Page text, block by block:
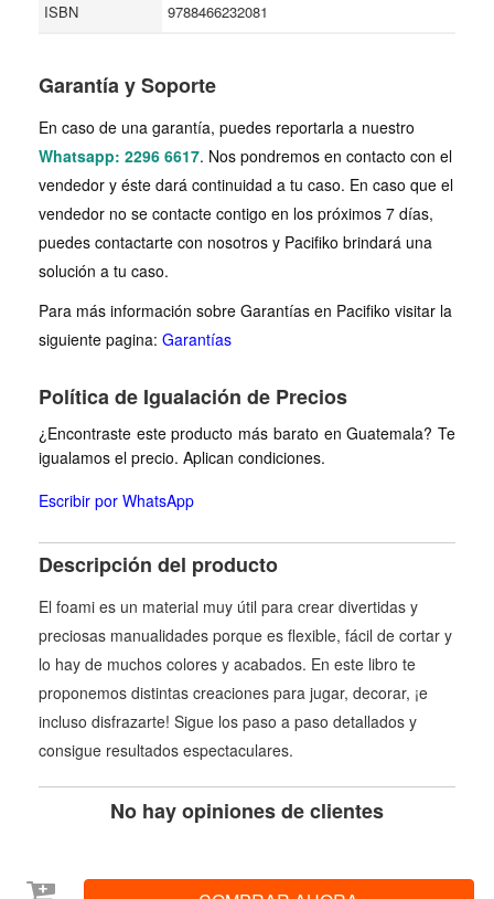
ISBN 9788466232081
Garantía y Soporte
En caso de una garantía, puedes reportarla a nuestro
Whatsapp: 2296 6617. Nos pondremos en contacto con el
vendedor y éste dará continuidad a tu caso. En caso que el
vendedor no se contacte contigo en los próximos 7 días,
puedes contactarte con nosotros y Pacifiko brindará una
solución a tu caso.
Para más información sobre Garantías en Pacifiko visitar la
siguiente pagina: Garantías
Política de Igualación de Precios
¿Encontraste este producto más barato en Guatemala? Te
igualamos el precio. Aplican condiciones.
Escribir por WhatsApp
Descripción del producto
El foami es un material muy útil para crear divertidas y
preciosas manualidades porque es flexible, fácil de cortar y
lo hay de muchos colores y acabados. En este libro te
proponemos distintas creaciones para jugar, decorar, ¡e
incluso disfrazarte! Sigue los paso a paso detallados y
consigue resultados espectaculares.
No hay opiniones de clientes